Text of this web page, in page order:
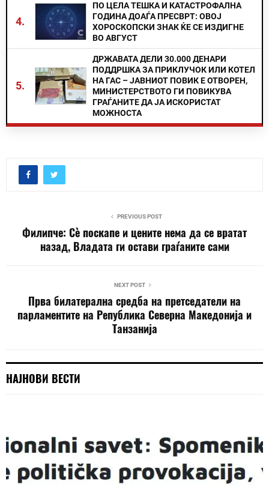
4.
ПО ЦЕЛА ТЕШКА И КАТАСТРОФАЛНА
ГОДИНА ДОАЃА ПРЕСВРТ: ОВОЈ
ХОРОСКОПСКИ ЗНАК ЌЕ СЕ ИЗДИГНЕ
ВО АВГУСТ
5.
ДРЖАВАТА ДЕЛИ 30.000 ДЕНАРИ
ПОДДРШКА ЗА ПРИКЛУЧОК ИЛИ КОТЕЛ
НА ГАС – ЈАВНИОТ ПОВИК Е ОТВОРЕН,
МИНИСТЕРСТВОТО ГИ ПОВИКУВА
ГРАЃАНИТЕ ДА ЈА ИСКОРИСТАТ
МОЖНОСТА
PREVIOUS POST
Филипче: Сè поскапе и цените нема да се вратат
назад, Владата ги остави граѓаните сами
NEXT POST
Прва билатерална средба на претседатели на
парламентите на Република Северна Македонија и
Танзанија
НАЈНОВИ ВЕСТИ